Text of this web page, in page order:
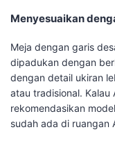
Menyesuaikan
Meja dengan garis
dipadukan dengan
dengan detail ukiran
atau tradisional. Kalau
rekomendasikan
sudah ada di ruangan